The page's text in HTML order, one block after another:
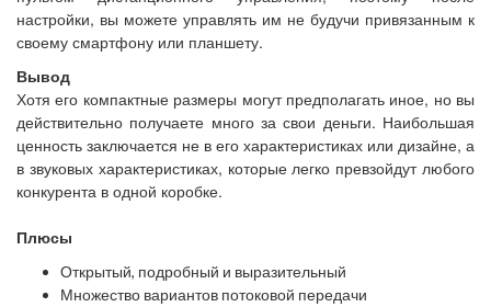
настройки, вы можете управлять им не будучи привязанным к
своему смартфону или планшету.
Вывод
Хотя его компактные размеры могут предполагать иное, но вы
действительно получаете много за свои деньги. Наибольшая
ценность заключается не в его характеристиках или дизайне, а
в звуковых характеристиках, которые легко превзойдут любого
конкурента в одной коробке.
Плюсы
Открытый, подробный и выразительный
Множество вариантов потоковой передачи